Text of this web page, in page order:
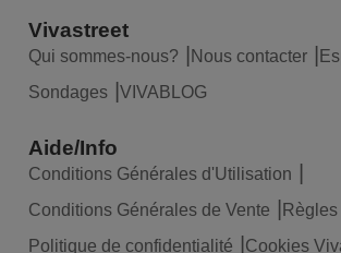
Vivastreet
Qui sommes-nous? Nous contacter
Sondages
VIVABLOG
Aide/Info
Conditions Générales d'Utilisation
Conditions Générales de Vente
Politique de confidentialité
Cookies